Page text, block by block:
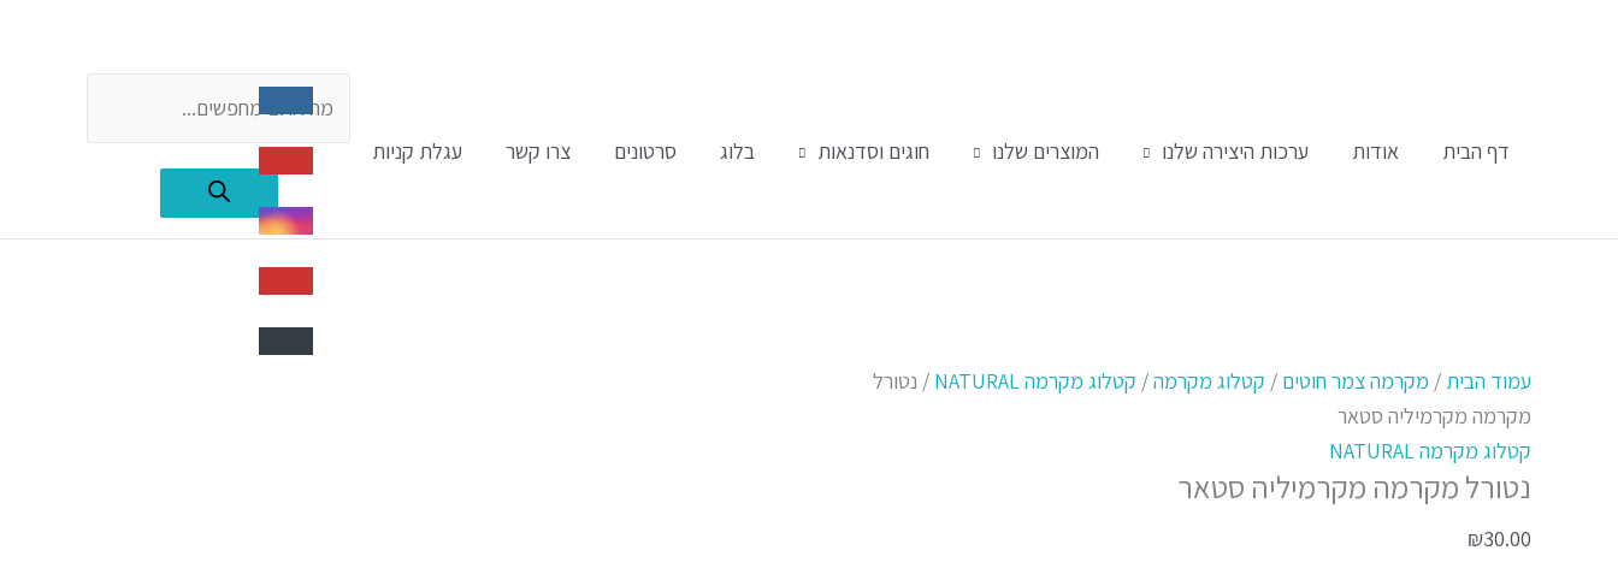
דף הבית אודות ערכות היצירה שלנו המוצרים שלנו חוגים וסדנאות בלוג סרטונים צרו קשר עגלת קניות
Products
עמוד הבית / מקרמה צמר חוטים / קטלוג מקרמה/ קטלוג מקרמה NATURAL
/ נטורל
מקרמה מקרמיליה סטאר
קטלוג מקרמה NATURAL
נטורל מקרמה מקרמיליה סטאר
₪30.00
של
נטורל
מקרמה
מקרמיליה